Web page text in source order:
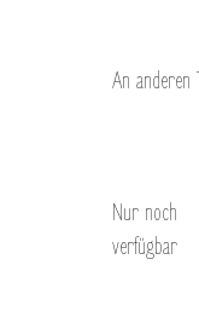
An anderen
Nur noch
verfügbar